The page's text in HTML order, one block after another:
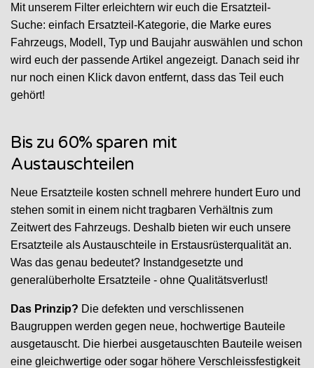
Mit unserem Filter erleichtern wir euch die Ersatzteil-
Suche: einfach Ersatzteil-Kategorie, die Marke eures
Fahrzeugs, Modell, Typ und Baujahr auswählen und schon
wird euch der passende Artikel angezeigt. Danach seid ihr
nur noch einen Klick davon entfernt, dass das Teil euch
gehört!
Bis zu 60% sparen mit
Austauschteilen
Neue Ersatzteile kosten schnell mehrere hundert Euro und
stehen somit in einem nicht tragbaren Verhältnis zum
Zeitwert des Fahrzeugs. Deshalb bieten wir euch unsere
Ersatzteile als Austauschteile in Erstausrüsterqualität an.
Was das genau bedeutet? Instandgesetzte und
generalüberholte Ersatzteile - ohne Qualitätsverlust!
Das Prinzip? Die defekten und verschlissenen
Baugruppen werden gegen neue, hochwertige Bauteile
ausgetauscht. Die hierbei ausgetauschten Bauteile weisen
eine gleichwertige oder sogar höhere Verschleissfestigkeit